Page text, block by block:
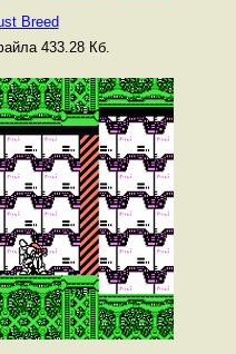
Breed
433.28 Кб.